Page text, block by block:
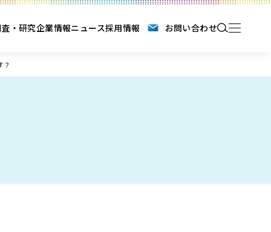
・研究企業情報ニュース採用情報 お問い合わせ
？